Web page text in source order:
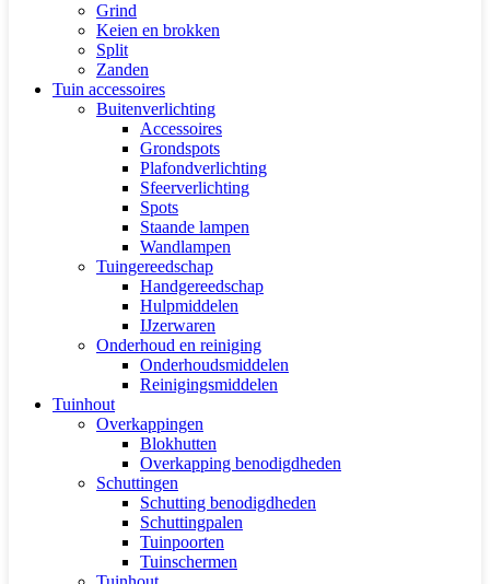
Grind
Keien en brokken
Split
Zanden
Tuin accessoires
Buitenverlichting
Accessoires
Grondspots
Plafondverlichting
Sfeerverlichting
Spots
Staande lampen
Wandlampen
Tuingereedschap
Handgereedschap
Hulpmiddelen
IJzerwaren
Onderhoud en reiniging
Onderhoudsmiddelen
Reinigingsmiddelen
Tuinhout
Overkappingen
Blokhutten
Overkapping benodigdheden
Schuttingen
Schutting benodigdheden
Schuttingpalen
Tuinpoorten
Tuinschermen